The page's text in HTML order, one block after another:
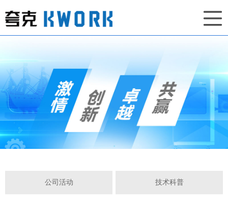
公司活动 技术科普